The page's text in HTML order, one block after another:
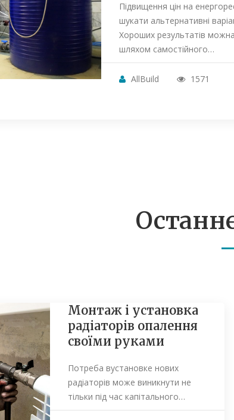
Підвищення цін на
шукати альтернативні
Хороших результатів
шляхом самостійного…
AllBuild 1571
Монтаж і установка
радіаторів опалення
своїми руками
Потреба вустановке нових
радіаторів може виникнути не
тільки під час капітального…